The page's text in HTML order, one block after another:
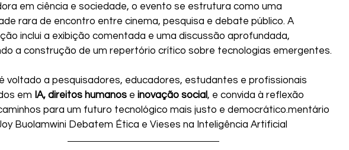
em ciência e sociedade, o evento se estrutura como uma
rara de encontro entre cinema, pesquisa e debate público. A
inclui a exibição comentada e uma discussão aprofundada,
a construção de um repertório crítico sobre tecnologias emergentes.
voltado a pesquisadores, educadores, estudantes e profissionais
em IA, direitos humanos e inovação social , e convida à reflexão
para um futuro tecnológico mais justo e democrático.mentário
Buolamwini Debatem Ética e Vieses na Inteligência Artificial